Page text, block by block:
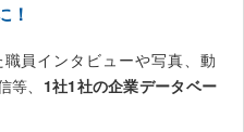
！
員インタビューや写真、動
、 1社1社の企業データベー